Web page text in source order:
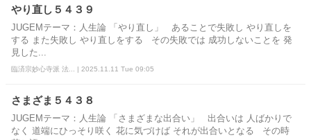
やり直し５４３９
JUGEMテーマ：人生論 「やり直し」 あることで失敗し やり直しを
する また失敗し やり直しをする その失敗では 成功しないことを 発
見した...
臨済宗妙心寺派 法... | 2025.11.11 Tue 09:05
さまざま５４３８
JUGEMテーマ：人生論 「さまざまな出合い」 出合いは 人ばかりで
なく 道端にひっそり咲く 花に気づけば それが出合いとなる その時